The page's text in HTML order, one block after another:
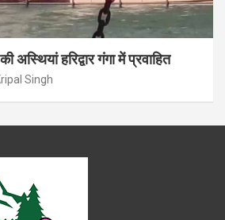
अस्थियां हरिद्वार गंगा में प्रवाहित
Singh